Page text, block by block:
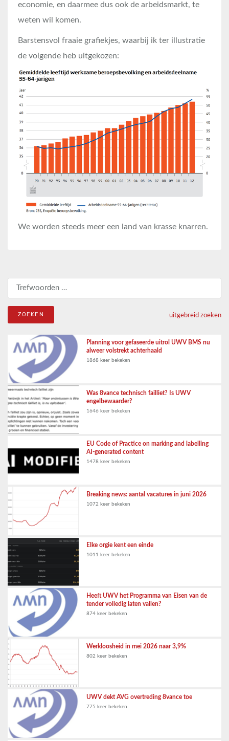
economie, en daarmee dus ook de arbeidsmarkt, te
weten wil komen.
Barstensvol fraaie grafiekjes, waarbij ik ter illustratie
de volgende heb uitgekozen:
We worden steeds meer een land van krasse knarren.
uitgebreid zoeken
Planning voor gefaseerde uitrol UWV BMS nu
alweer volstrekt achterhaald
1868 keer bekeken
Was 8vance technisch failliet? Is UWV
engelbewaarder?
1646 keer bekeken
EU Code of Practice on marking and labelling
AI-generated content
1478 keer bekeken
Breaking news: aantal vacatures in juni 2026
1072 keer bekeken
Elke orgie kent een einde
1011 keer bekeken
Heeft UWV het Programma van Eisen van de
tender volledig laten vallen?
874 keer bekeken
Werkloosheid in mei 2026 naar 3,9%
802 keer bekeken
UWV dekt AVG overtreding 8vance toe
775 keer bekeken